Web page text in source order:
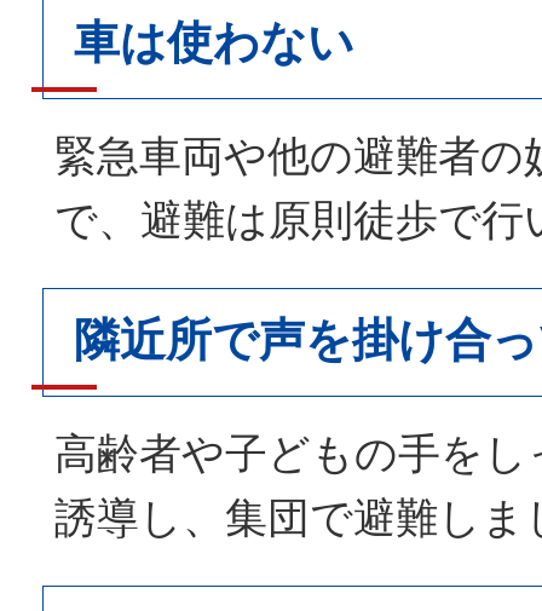
車は使わない
緊急車両や他の避難者の
で、避難は原則徒歩で行
隣近所で声を掛け合
高齢者や子どもの手を
誘導し、集団で避難しま